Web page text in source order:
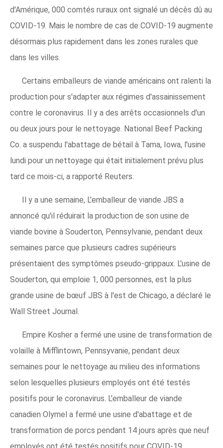
d'Amérique, 000 comtés ruraux ont signalé un décès dû au
COVID-19. Mais le nombre de cas de COVID-19 augmente
désormais plus rapidement dans les zones rurales que
dans les villes.
Certains emballeurs de viande américains ont ralenti la
production pour s'adapter aux régimes d'assainissement
contre le coronavirus. Il y a des arrêts occasionnels d'un
ou deux jours pour le nettoyage. National Beef Packing
Co. a suspendu l'abattage de bétail à Tama, Iowa, l'usine
lundi pour un nettoyage qui était initialement prévu plus
tard ce mois-ci, a rapporté Reuters.
Il y a une semaine, L'emballeur de viande JBS a
annoncé qu'il réduirait la production de son usine de
viande bovine à Souderton, Pennsylvanie, pendant deux
semaines parce que plusieurs cadres supérieurs
présentaient des symptômes pseudo-grippaux. L'usine de
Souderton, qui emploie 1, 000 personnes, est la plus
grande usine de bœuf JBS à l'est de Chicago, a déclaré le
Wall Street Journal.
Empire Kosher a fermé une usine de transformation de
volaille à Mifflintown, Pennsyvanie, pendant deux
semaines pour le nettoyage au milieu des informations
selon lesquelles plusieurs employés ont été testés
positifs pour le coronavirus. L'emballeur de viande
canadien Olymel a fermé une usine d'abattage et de
transformation de porcs pendant 14 jours après que neuf